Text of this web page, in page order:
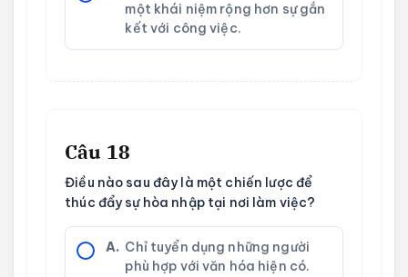
một khái niệm rộng hơn sự gắn
kết với công việc.
Câu 18
Điều nào sau đây là một chiến lược để
thúc đẩy sự hòa nhập tại nơi làm việc?
A. Chỉ tuyển dụng những người
phù hợp với văn hóa hiện có.